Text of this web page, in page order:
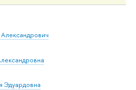
Эдуардовна